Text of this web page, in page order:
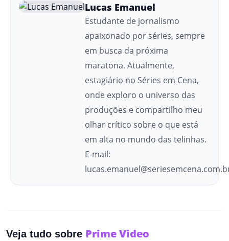
Lucas Emanuel
Estudante de jornalismo
apaixonado por séries, sempre
em busca da próxima
maratona. Atualmente,
estagiário no Séries em Cena,
onde exploro o universo das
produções e compartilho meu
olhar crítico sobre o que está
em alta no mundo das telinhas.
E-mail:
Veja tudo sobre Prime Video